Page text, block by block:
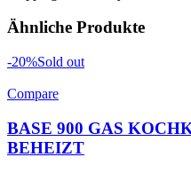
Ähnliche Produkte
-20%Sold out
Compare
BASE 900 GAS
BEHEIZT